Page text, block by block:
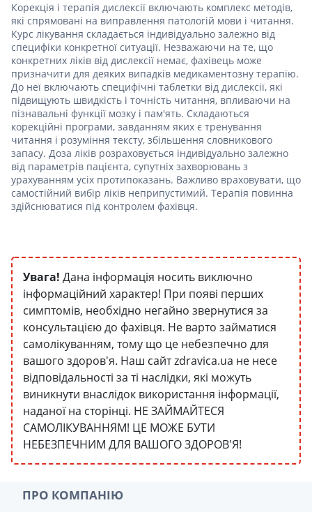
Корекція і терапія дислексії включають комплекс методів,
які спрямовані на виправлення патологій мови і читання.
Курс лікування складається індивідуально залежно від
специфіки конкретної ситуації. Незважаючи на те, що
конкретних ліків від дислексії немає, фахівець може
призначити для деяких випадків медикаментозну терапію.
До неї включають специфічні таблетки від дислексії, які
підвищують швидкість і точність читання, впливаючи на
пізнавальні функції мозку і пам'ять. Складаються
корекційні програми, завданням яких є тренування
читання і розуміння тексту, збільшення словникового
запасу. Доза ліків розраховується індивідуально залежно
від параметрів пацієнта, супутніх захворювань з
урахуванням усіх протипоказань. Важливо враховувати, що
самостійний вибір ліків неприпустимий. Терапія повинна
здійснюватися під контролем фахівця.
Увага! Дана інформація носить виключно
інформаційний характер! При появі перших
симптомів, необхідно негайно звернутися за
консультацією до фахівця. Не варто займатися
самолікуванням, тому що це небезпечно для
вашого здоров'я. Наш сайт zdravica.ua не несе
відповідальності за ті наслідки, які можуть
виникнути внаслідок використання інформації,
наданої на сторінці. НЕ ЗАЙМАЙТЕСЯ
САМОЛІКУВАННЯМ! ЦЕ МОЖЕ БУТИ
НЕБЕЗПЕЧНИМ ДЛЯ ВАШОГО ЗДОРОВ'Я!
ПРО КОМПАНІЮ